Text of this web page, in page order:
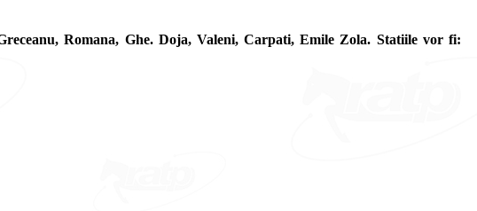
Romana, Ghe. Doja, Valeni, Carpati, Emile Zola. Statiile vor fi: